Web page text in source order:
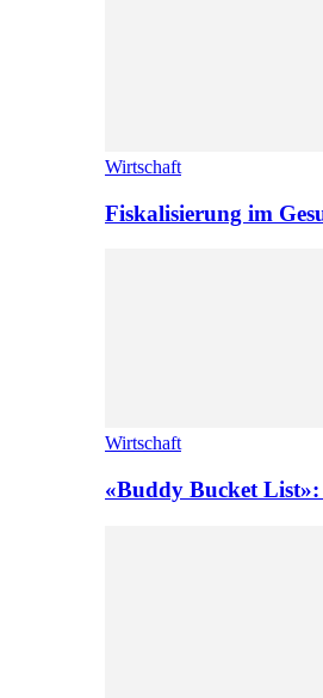
Wirtschaft
Fiskalisierung im
Wirtschaft
«Buddy Bucket